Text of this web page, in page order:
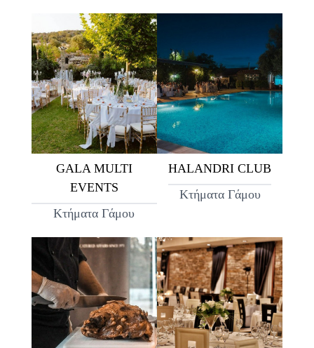
GALA MULTI
EVENTS
Κτήματα Γάμου
HALANDRI CLUB
Κτήματα Γάμου